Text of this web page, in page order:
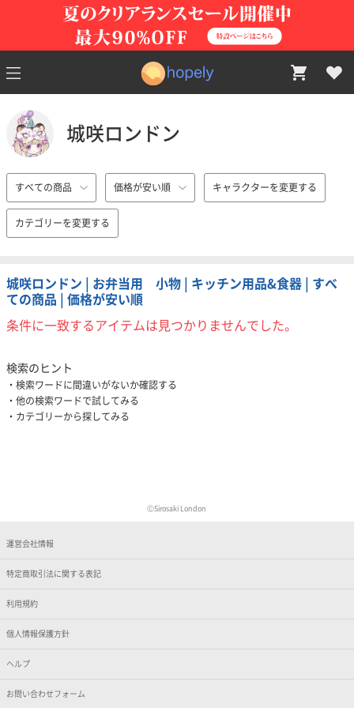
城咲ロンドン
すべての商品 価格が安い順 キャラクターを変更する
カテゴリーを変更する
城咲ロンドン | お弁当用 小物 | キッチン用品&食器 | すべ
ての商品 | 価格が安い順
条件に一致するアイテムは見つかりませんでした。
検索のヒント
検索ワードに間違いがないか確認する
他の検索ワードで試してみる
カテゴリーから探してみる
ⒸSirosaki London
運営会社情報
特定商取引法に関する表記
利用規約
個人情報保護方針
ヘルプ
お問い合わせフォーム